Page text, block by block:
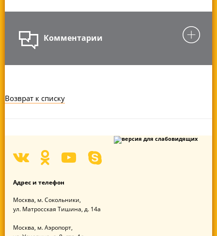
Комментарии
Возврат к списку
Адрес и телефон
Москва, м. Сокольники,
ул. Матросская Тишина,д. 14а
Москва, м. Аэропорт,